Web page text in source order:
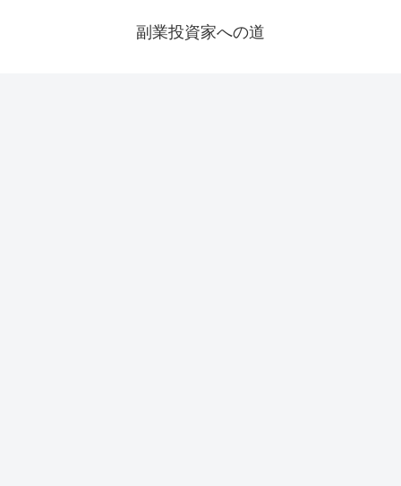
副業投資家への道